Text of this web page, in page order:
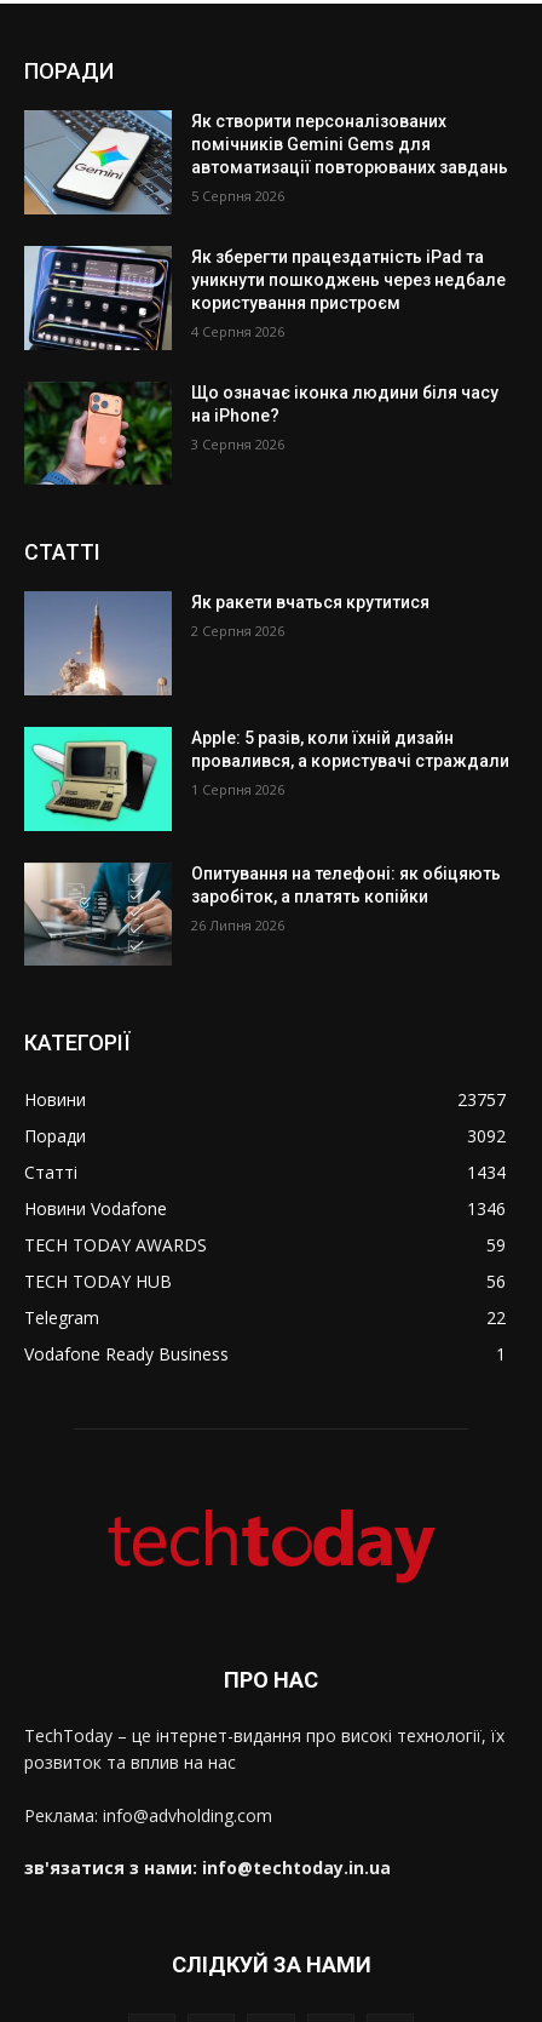
ПОРАДИ
Як створити персоналізованих
помічників Gemini Gems для
автоматизації повторюваних завдань
5 Серпня 2026
Як зберегти працездатність iPad та
уникнути пошкоджень через недбале
користування пристроєм
4 Серпня 2026
Що означає іконка людини біля часу
на iPhone?
3 Серпня 2026
СТАТТІ
Як ракети вчаться крутитися
2 Серпня 2026
Apple: 5 разів, коли їхній дизайн
провалився, а користувачі страждали
1 Серпня 2026
Опитування на телефоні: як обіцяють
заробіток, а платять копійки
26 Липня 2026
КАТЕГОРІЇ
Новини
23757
Поради
3092
Статті
1434
Новини Vodafone
1346
TECH TODAY AWARDS
59
TECH TODAY HUB
56
Telegram
22
Vodafone Ready Business
1
ПРО НАС
TechToday – це інтернет-видання про високі технології, їх
розвиток та вплив на нас
Реклама: info@advholding.com
зв'язатися з нами: info@techtoday.in.ua
СЛІДКУЙ ЗА НАМИ